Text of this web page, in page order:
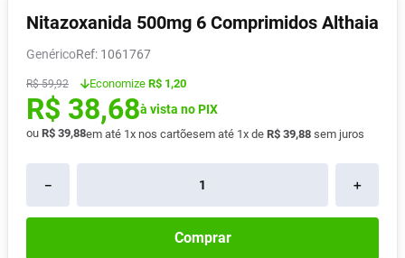
Nitazoxanida 500mg 6 Comprimidos Althaia
Genérico : 1061767
R$ 59,92 Economize R$ 1,20
R$ 38,68à vista no PIX
ou R$ 39,88em até 1x nos cartõesem até 1x de R$ 39,88 sem juros
＋
－
Comprar
6º Shampoo
7º Desodorante
8º Absorvente
9 Vitamina D
10º Lavitan